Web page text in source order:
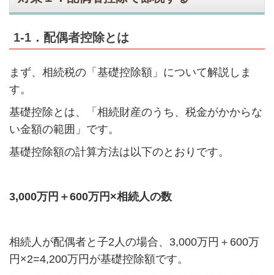
1-1．配偶者控除とは
まず、相続税の「基礎控除額」について解説しま
す。
基礎控除とは、「相続財産のうち、税金がかからな
い金額の範囲」です。
基礎控除額の計算方法は以下のとおりです。
3,000万円＋600万円×相続人の数
相続人が配偶者と子2人の場合、3,000万円＋600万
円×2=4,200万円が基礎控除額です。